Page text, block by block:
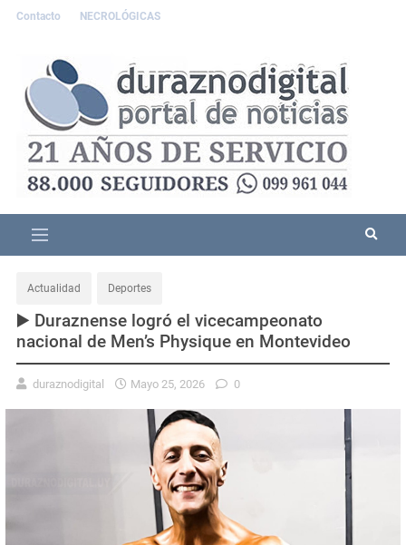
Contacto NECROLÓGICAS
Actualidad Deportes
▶️ Duraznense logró el vicecampeonato
nacional de Men’s Physique en Montevideo
duraznodigital Mayo 25, 2026 0